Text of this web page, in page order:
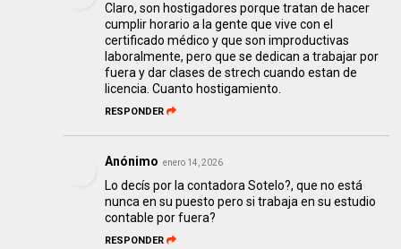
Claro, son hostigadores porque tratan de hacer
cumplir horario a la gente que vive con el
certificado médico y que son improductivas
laboralmente, pero que se dedican a trabajar por
fuera y dar clases de strech cuando estan de
licencia. Cuanto hostigamiento.
RESPONDER
Anónimo enero 14, 2026
Lo decís por la contadora Sotelo?, que no está
nunca en su puesto pero si trabaja en su estudio
contable por fuera?
RESPONDER